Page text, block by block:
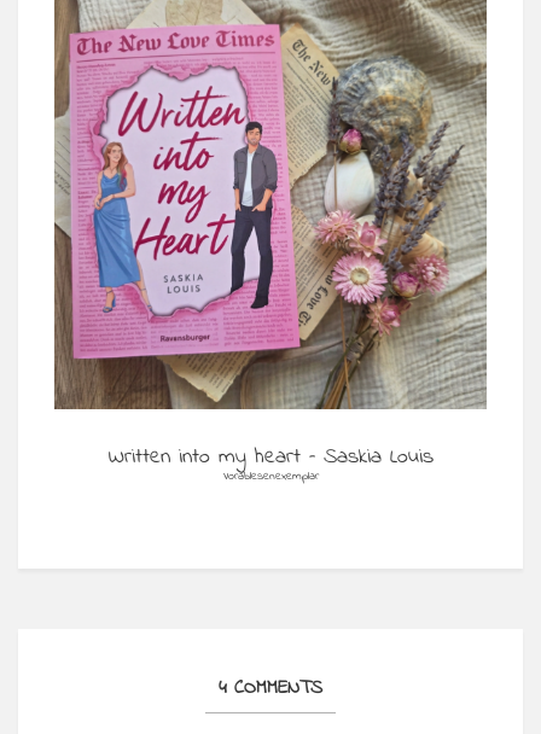
Written into my heart – Saskia Louis
Vorablesenexemplar
4 COMMENTS